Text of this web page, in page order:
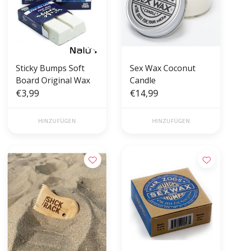
Sticky Bumps Soft
Board Original Wax
€3,99
HINZUFÜGEN
Sex Wax Coconut
Candle
€14,99
HINZUFÜGEN